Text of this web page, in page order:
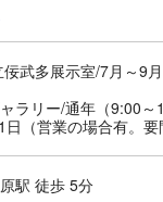
武多展示室/7月～9
ラリー/通年（9:00～
（営業の場合有。要
駅 徒歩 5分